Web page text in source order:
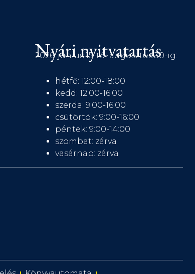
Nyári nyitvatartás
2026. június 15-től augusztus 30-ig:
hétfő: 12:00-18:00
kedd: 12:00-16:00
szerda: 9:00-16:00
csütörtök: 9:00-16:00
péntek: 9:00-14:00
szombat: zárva
vasárnap: zárva